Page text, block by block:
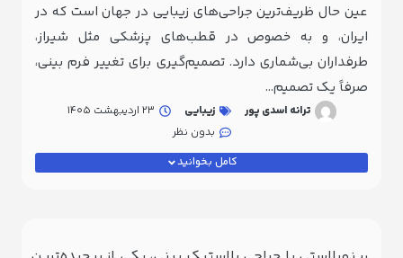
عین حال ظریف‌ترین جراحی‌های زیبایی در جهان است که در
ایران، و به خصوص در قطب‌های پزشکی مثل شیراز،
طرفداران بی‌شماری دارد. تصمیم‌گیری برای تغییر فرم بینی،
صرفاً یک تصمیم...
ترانه اسدی پور زیبایی
23 اردیبهشت 1405
بدون نظر
کامل بخوانید